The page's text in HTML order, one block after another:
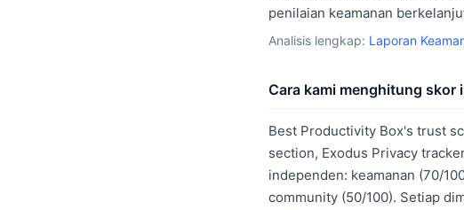
penilaian keamanan
Analisis lengkap: Laporan
Cara kami menghitung skor
Best Productivity Box's trust
section, Exodus Privacy
independen: keamanan (70/
community (50/100). Setiap